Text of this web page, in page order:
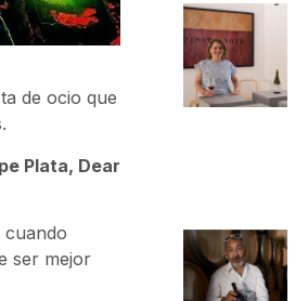
de ocio que
Plata, Dear
ser mejor